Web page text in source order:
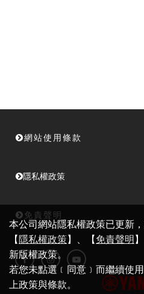
本公司網站隱私權政策已更新
【隱私權政策】、【免責聲明
新版權政策。
若您未點選﹝同意﹞而繼續使
上政策與條款。
網站使用條款
隱私權政策
免責聲明